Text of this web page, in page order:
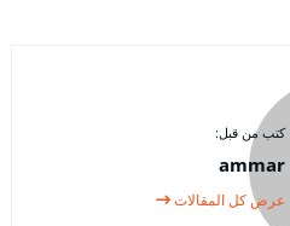
كتب من قبل:
ammar
عرض كل المقالات